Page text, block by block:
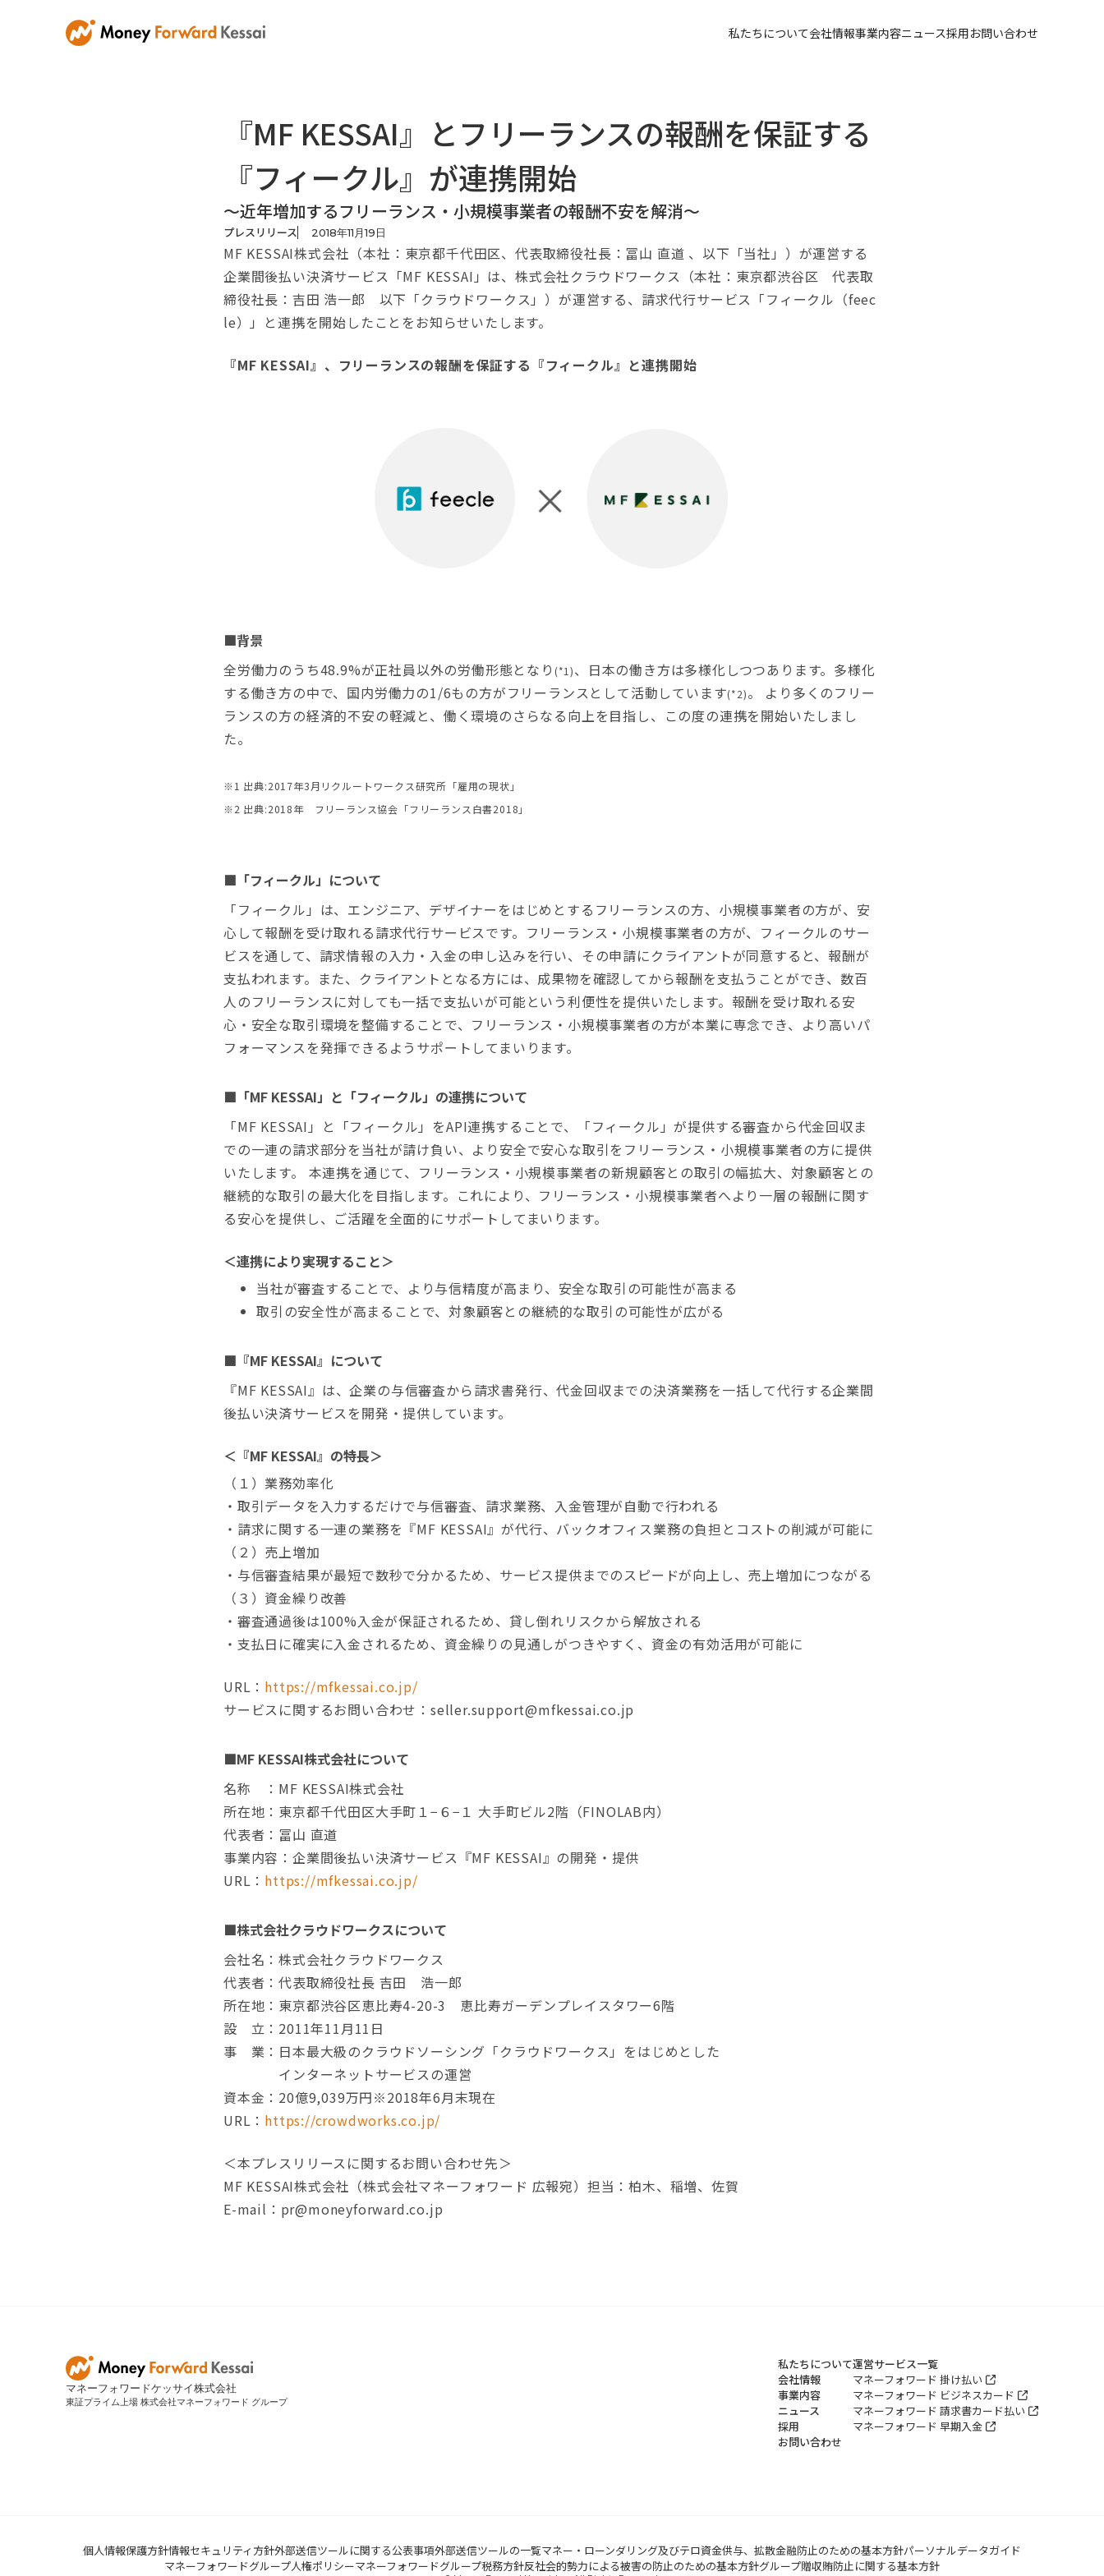
私たちについて会社情報事業内容ニュース採用お問い合わせ
『MF KESSAI』とフリーランスの報酬を保証する
『フィークル』が連携開始
〜近年増加するフリーランス・小規模事業者の報酬不安を解消〜
プレスリリース 2018年11 月19日
MF KESSAI株式会社（本社：東京都千代田区、代表取締役社長：冨山 直道 、以下「当社」）が運営する
企業間後払い決済サービス「MF KESSAI」は、株式会社クラウドワークス（本社：東京都渋谷区 代表取
締役社長：吉田 浩一郎 以下「クラウドワークス」）が運営する、請求代行サービス「フィークル（feec
le）」と連携を開始したことをお知らせいたします。
『MF KESSAI』、フリーランスの報酬を保証する『フィークル』と連携開始
■背景
全労働力のうち48.9%が正社員以外の労働形態となり (*1)、日本の働き方は多様化しつつあります。多様化
する働き方の中で、国内労働力の1/6もの方がフリーランスとして活動しています(*2)。 より多くのフリー
ランスの方の経済的不安の軽減と、働く環境のさらなる向上を目指し、この度の連携を開始いたしまし
た。
※1 出典:2017年3月リクルートワークス研究所「雇用の現状」
※2 出典:2018年 フリーランス協会「フリーランス白書2018」
■「フィークル」について
「フィークル」は、エンジニア、デザイナーをはじめとするフリーランスの方、小規模事業者の方が、安
心して報酬を受け取れる請求代行サービスです。フリーランス・小規模事業者の方が、フィークルのサー
ビスを通して、請求情報の入力・入金の申し込みを行い、その申請にクライアントが同意すると、報酬が
支払われます。また、クライアントとなる方には、成果物を確認してから報酬を支払うことができ、数百
人のフリーランスに対しても一括で支払いが可能という利便性を提供いたします。報酬を受け取れる安
心・安全な取引環境を整備することで、フリーランス・小規模事業者の方が本業に専念でき、より高いパ
フォーマンスを発揮できるようサポートしてまいります。
■「MF KESSAI」と「フィークル」の連携について
「MF KESSAI」と「フィークル」をAPI連携することで、「フィークル」が提供する審査から代金回収ま
での一連の請求部分を当社が請け負い、より安全で安心な取引をフリーランス・小規模事業者の方に提供
いたします。 本連携を通じて、フリーランス・小規模事業者の新規顧客との取引の幅拡大、対象顧客との
継続的な取引の最大化を目指します。これにより、フリーランス・小規模事業者へより一層の報酬に関す
る安心を提供し、ご活躍を全面的にサポートしてまいります。
＜連携により実現すること＞
当社が審査することで、より与信精度が高まり、安全な取引の可能性が高まる
取引の安全性が高まることで、対象顧客との継続的な取引の可能性が広がる
■『MF KESSAI』について
『MF KESSAI』は、企業の与信審査から請求書発行、代金回収までの決済業務を一括して代行する企業間
後払い決済サービスを開発・提供しています。
＜『MF KESSAI』の特長＞
（１）業務効率化
・取引データを入力するだけで与信審査、請求業務、入金管理が自動で行われる
・請求に関する一連の業務を『MF KESSAI』が代行、バックオフィス業務の負担とコストの削減が可能に
（２）売上増加
・与信審査結果が最短で数秒で分かるため、サービス提供までのスピードが向上し、売上増加につながる
（３）資金繰り改善
・審査通過後は100%入金が保証されるため、貸し倒れリスクから解放される
・支払日に確実に入金されるため、資金繰りの見通しがつきやすく、資金の有効活用が可能に
URL： https://mfkessai.co.jp/
サービスに関するお問い合わせ：seller.support@mfkessai.co.jp
■MF KESSAI株式会社について
名称 ：MF KESSAI株式会社
所在地：東京都千代田区大手町１−６−１ 大手町ビル2階（FINOLAB内）
代表者：冨山 直道
事業内容：企業間後払い決済サービス『MF KESSAI』の開発・提供
URL： https://mfkessai.co.jp/
■株式会社クラウドワークスについて
会社名：株式会社クラウドワークス
代表者：代表取締役社長 吉田 浩一郎
所在地：東京都渋谷区恵比寿4-20-3 恵比寿ガーデンプレイスタワー6階
設 立：2011年11月11日
事 業：日本最大級のクラウドソーシング「クラウドワークス」をはじめとした
インターネットサービスの運営
資本金：20億9,039万円※2018年6月末現在
URL： https://crowdworks.co.jp/
＜本プレスリリースに関するお問い合わせ先＞
MF KESSAI株式会社（株式会社マネーフォワード 広報宛）担当：柏木、稲増、佐賀
E-mail：pr@moneyforward.co.jp
マネーフォワードケッサイ株式会社
東証プライム上場 株式会社マネーフォワード グループ
私たちについて
会社情報
事業内容
ニュース
採用
お問い合わせ
運営サービス一覧
マネーフォワード 掛け払い
マネーフォワード ビジネスカード
マネーフォワード 請求書カード払い
マネーフォワード 早期入金
個人情報保護方針情報セキュリティ方針外部送信ツールに関する公表事項外部送信ツールの一覧マネー・ローンダリング及びテロ資金供与、拡散金融防止のための基本方針パーソナルデータガイド
マネーフォワードグループ人権ポリシーマネーフォワードグループ税務方針反社会的勢力による被害の防止のための基本方針グループ贈収賄防止に関する基本方針